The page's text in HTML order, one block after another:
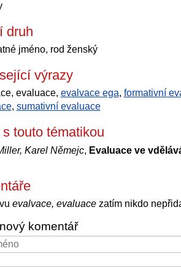
druh
jméno, rod ženský
výrazy
evaluace, evalvace ega, formativní
, sumativní evaluace
touto tématikou
Karel Němejc, Evaluace ve
evalvace, evaluacezatím nikdo
komentář